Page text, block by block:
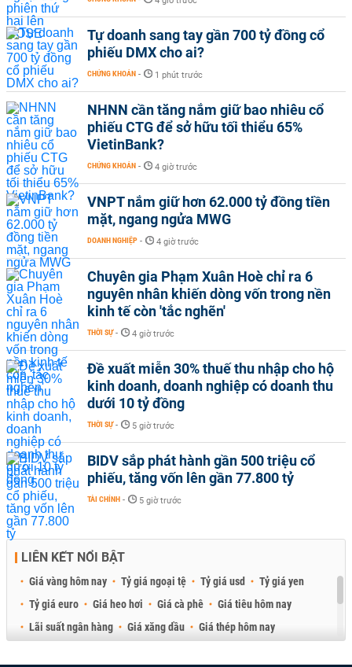
Tự doanh sang tay gần 700 tỷ đồng cổ
phiếu DMX cho ai?
CHỨNG KHOÁN - 1 phút trước
NHNN cần tăng nắm giữ bao nhiêu cổ
phiếu CTG để sở hữu tối thiểu 65%
VietinBank?
CHỨNG KHOÁN - 4 giờ trước
VNPT nắm giữ hơn 62.000 tỷ đồng tiền
mặt, ngang ngửa MWG
DOANH NGHIỆP - 4 giờ trước
Chuyên gia Phạm Xuân Hoè chỉ ra 6
nguyên nhân khiến dòng vốn trong nền
kinh tế còn 'tắc nghẽn'
THỜI SỰ - 4 giờ trước
Đề xuất miễn 30% thuế thu nhập cho hộ
kinh doanh, doanh nghiệp có doanh thu
dưới 10 tỷ đồng
THỜI SỰ - 5 giờ trước
BIDV sắp phát hành gần 500 triệu cổ
phiếu, tăng vốn lên gần 77.800 tỷ
TÀI CHÍNH - 5 giờ trước
LIÊN KẾT NỔI BẬT
Giá vàng hôm nay Tỷ giá ngoại tệ Tỷ giá usd
Tỷ giá yen
Tỷ giá euro
Giá heo hơi Giá cà phê
Giá tiêu hôm nay
Lãi suất ngân hàng
Giá xăng dầu
Giá thép hôm nay